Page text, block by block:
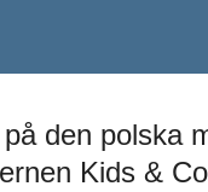
den polska
Kids &